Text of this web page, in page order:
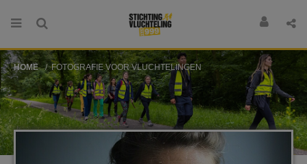
HOME FOTOGRAFIE VOOR VLUCHTELINGEN